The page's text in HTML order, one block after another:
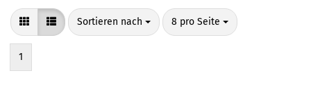
Sortieren nach
Sortieren nach 8 pro Seite
pro Seite
1